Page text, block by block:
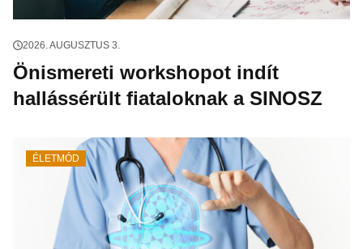
2026. AUGUSZTUS 3.
Önismereti workshopot indít
hallássérült fiataloknak a SINOSZ
ÉLETMÓD